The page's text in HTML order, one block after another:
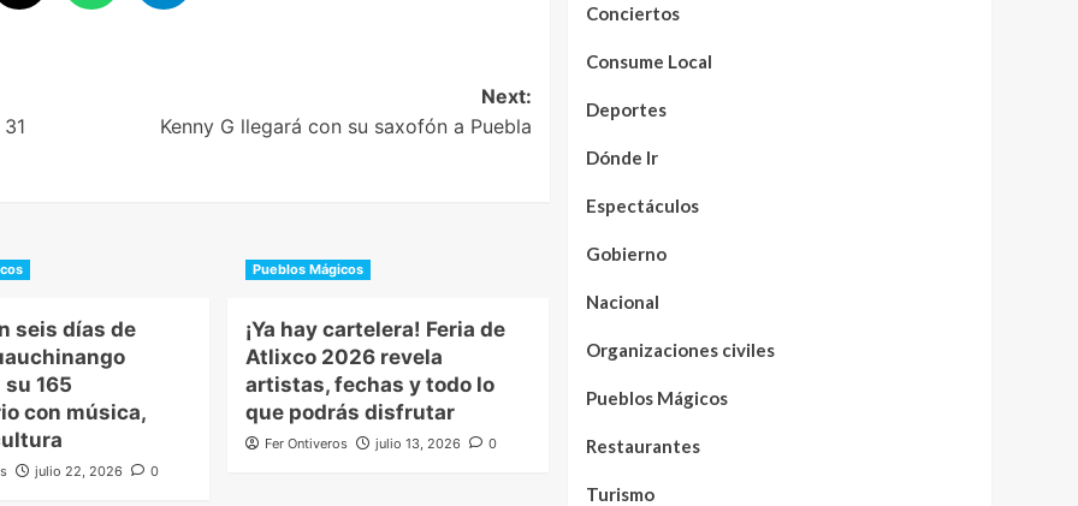
Next:
Kenny G llegará con su saxofón a Puebla
seis días de
165
con música,
julio 22, 2026 0
Pueblos Mágicos
¡Ya hay cartelera! Feria de
Atlixco 2026 revela
artistas, fechas y todo lo
que podrás disfrutar
Fer Ontiveros julio 13, 2026 0
Conciertos
Consume Local
Deportes
Dónde Ir
Espectáculos
Gobierno
Nacional
Organizaciones civiles
Pueblos Mágicos
Restaurantes
Turismo